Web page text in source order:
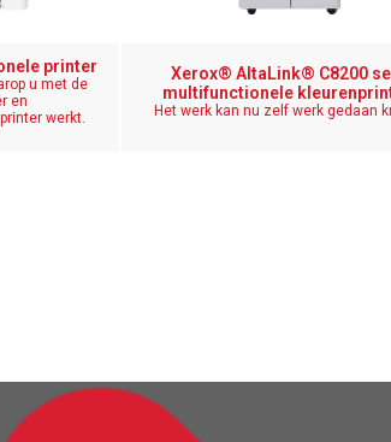
printer
u met de
en
werkt.
Xerox® AltaLink® C8200
multifunctionele
Het werk kan nu zelf werk gedaan